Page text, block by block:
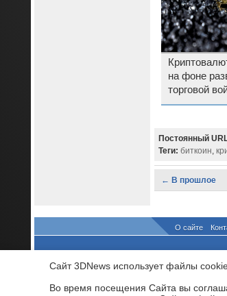
на фоне
торговой
Постоянный
Теги: биткоин,
← В прошлое
О сайте
Сайт 3DNews использует файлы
Во время посещения Cайта вы